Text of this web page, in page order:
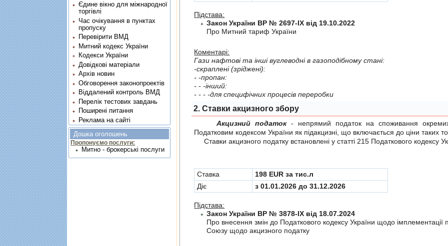
Підстава:
Закон України ВР № 2697-IX від 19.10.2022
Про Митний тариф України
Коментарі:
Гази нафтовi та iншi вуглеводнi в газоподiбному станi:
-скрапленi (зрiдженi):
- -пропан:
- - -iнший:
- - - -для специфiчних процесiв переробки
2. Cтавки акцизного збору
Акцизний податок- непрямий податок на споживання
Податковим кодексом України як пiдакцизнi, що включається до цiни таких
Ставки акцизного податку встановлені устатті 215 Податкового кодексу
Cтавка
198 EUR за тис.л
Діє
з 01.01.2026 до 31.12.2026
Підстава:
Закон України ВР № 3878-IX від 18.07.2024
Про внесення змiн до Податкового кодексу України щодо iмплементацiї
Союзу щодо акцизного податку
Єдине вікно для міжнародної
торгівлі
Час очікування в пунктах
пропуску
Перевірити ВМД
Митний кодекс України
Кодекси України
Довідкові матеріали
Архів новин
Обговорення законопроектів
Віддалений контроль ВМД
Перелік тестових завдань
Поширені питання
Реклама на сайті
Дошка оголошень
Пропонуємо послуги:
Митно - брокерські послуги